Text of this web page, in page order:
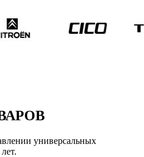
универсальных